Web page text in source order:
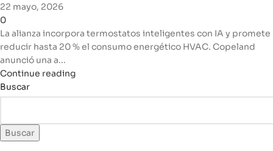
22 mayo, 2026
0
La alianza incorpora termostatos inteligentes con IA y promete
reducir hasta 20 % el consumo energético HVAC. Copeland
anunció una a...
Continue reading
Buscar
Buscar